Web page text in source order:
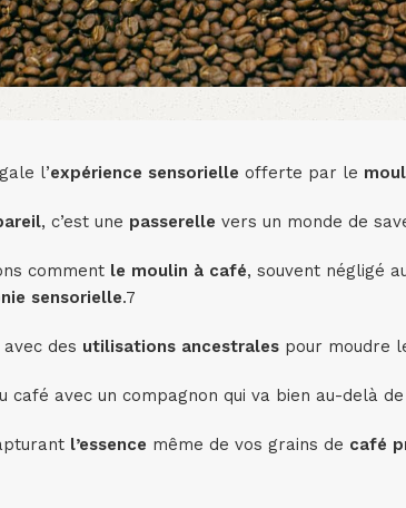
l’expérience sensorielle offerte par le
, c’est une passerelle vers un monde de
comment le moulin à café, souvent négligé
sensorielle.7
avec des utilisations ancestrales pour moudre
café avec un compagnon qui va bien au-delà
l’essence même de vos grains de café